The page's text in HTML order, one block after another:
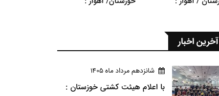
آخرین اخبار
شانزدهم مرداد ماه 1405
با اعلام هیئت کشتی خوزستان :